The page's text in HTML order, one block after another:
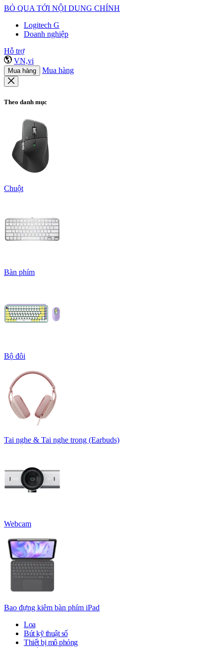
BỎ QUA TỚI NỘI DUNG CHÍNH
Logitech G
Doanh nghiệp
Hỗ trợ
VN,vi
Mua hàng Mua hàng
Theo danh mục
Chuột
Bàn phím
Bộ đôi
Tai nghe & Tai nghe trong (Earbuds)
Webcam
Bao đựng kiêm bàn phím iPad
Loa
Bút kỹ thuật số
Thiết bị mô phỏng